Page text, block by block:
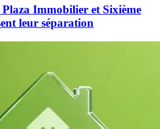
Plaza Immobilier et Sixième
leur séparation